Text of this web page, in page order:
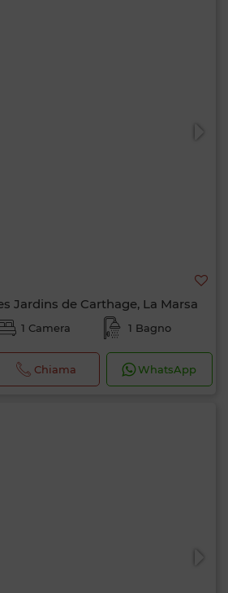
Jardins de Carthage, La Marsa
1 Camera 1 Bagno
Chiama WhatsApp